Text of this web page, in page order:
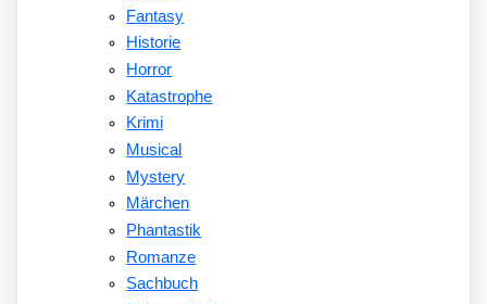
Fantasy
Historie
Horror
Katastrophe
Krimi
Musical
Mystery
Märchen
Phantastik
Romanze
Sachbuch